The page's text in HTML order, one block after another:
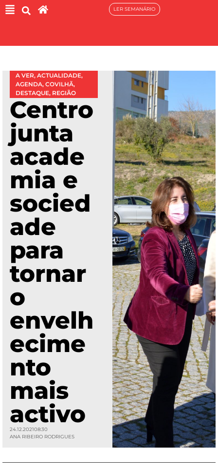
LER SEMANÁRIO
A VER, ACTUALIDADE,
AGENDA, COVILHÃ,
DESTAQUE, REGIÃO
Centro
junta
acade
mia e
socied
ade
para
tornar
o
envelh
ecime
nto
mais
activo
24.12.202108:30
ANA RIBEIRO RODRIGUES